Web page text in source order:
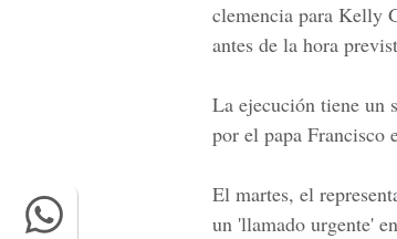
clemencia para Kelly
antes de la hora
La ejecución tiene un
por el papa Francisco
El martes, el
un 'llamado urgente'